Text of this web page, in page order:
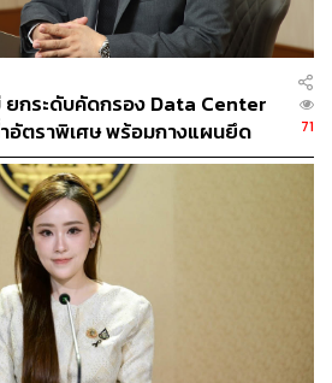
THE AUTHOR
STANDARD TEAM
บรรณาธิการ THE STANDARD
ยกระดับคัดกรอง Data Center
อัตราพิเศษ พร้อมกางแผนยึด
71